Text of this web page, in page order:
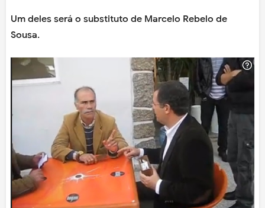
Um deles será o substituto de Marcelo Rebelo de
Sousa.